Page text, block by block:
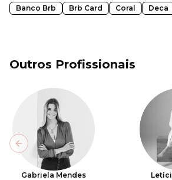
Banco Brb Brb Card Coral Deca
Outros Profissionais
Gabriela Mendes
Previous slide